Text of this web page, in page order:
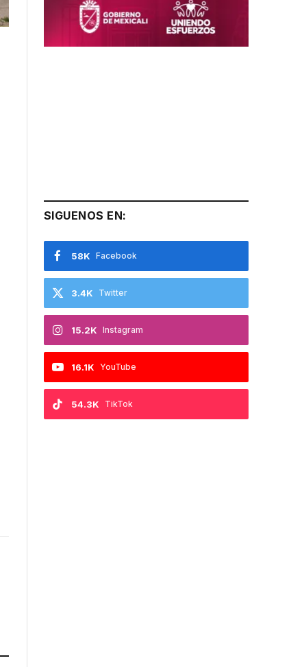
SIGUENOS EN:
Facebook
58K
Twitter
3.4K
Instagram
15.2K
YouTube
16.1K
TikTok
54.3K